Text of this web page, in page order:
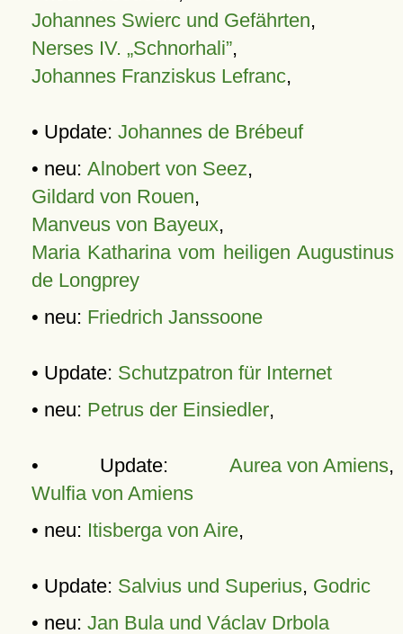
Johannes Swierc und Gefährten,
Nerses IV. „Schnorhali”,
Johannes Franziskus Lefranc,
• Update: Johannes de Brébeuf
• neu: Alnobert von Seez,
Gildard von Rouen,
Manveus von Bayeux,
Maria Katharina vom heiligen Augustinus
de Longprey
• neu: Friedrich Janssoone
• Update: Schutzpatron für Internet
• neu: Petrus der Einsiedler,
• Update: Aurea von Amiens,
Wulfia von Amiens
• neu: Itisberga von Aire,
• Update: Salvius und Superius, Godric
• neu: Jan Bula und Václav Drbola